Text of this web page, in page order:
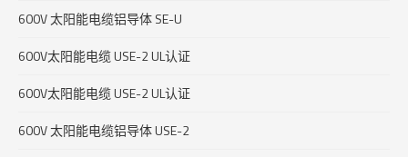
600V 太阳能电缆铝导体 SE-U
600V太阳能电缆 USE-2 UL认证
600V太阳能电缆 USE-2 UL认证
600V 太阳能电缆铝导体 USE-2